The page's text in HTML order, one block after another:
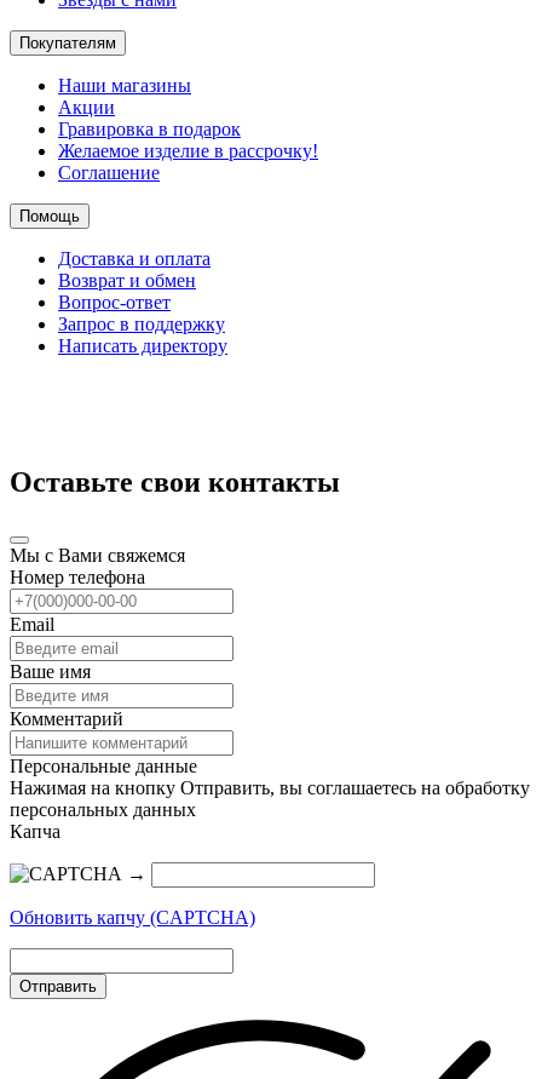
Покупателям
Наши магазины
Акции
Гравировка в подарок
Желаемое изделие в рассрочку!
Соглашение
Помощь
Доставка и оплата
Возврат и обмен
Вопрос-ответ
Запрос в поддержку
Написать директору
Оставьте свои контакты
Мы с Вами свяжемся
Номер телефона
Email
Ваше имя
Комментарий
Персональные данные
Нажимая на кнопку Отправить, вы соглашаетесь на обработку
персональных данных
Капча
→
Обновить капчу (CAPTCHA)
Отправить